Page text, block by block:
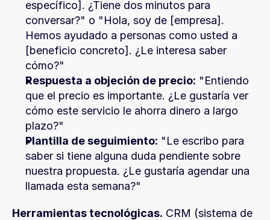
específico]. ¿Tiene dos minutos para
conversar?" o "Hola, soy de [empresa].
Hemos ayudado a personas como usted a
[beneficio concreto]. ¿Le interesa saber
cómo?"
Respuesta a objeción de precio: "Entiendo
que el precio es importante. ¿Le gustaría ver
cómo este servicio le ahorra dinero a largo
plazo?"
Plantilla de seguimiento: "Le escribo para
saber si tiene alguna duda pendiente sobre
nuestra propuesta. ¿Le gustaría agendar una
llamada esta semana?"
Herramientas tecnológicas. CRM (sistema de